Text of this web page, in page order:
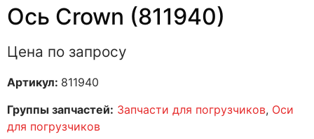
Ось Crown (811940)
Цена по запросу
Артикул: 811940
Группы запчастей: Запчасти для погрузчиков, Оси
для погрузчиков